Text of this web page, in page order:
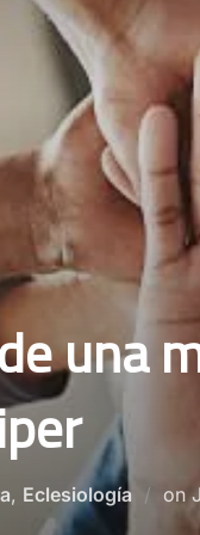
una
, Eclesiología on